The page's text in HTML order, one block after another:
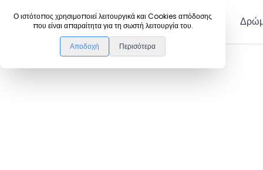
Ο ιστότοπος χρησιμοποιεί λειτουργικά και Cookies απόδοσης
που είναι απαραίτητα για τη σωστή λειτουργία του.
Αποδοχή Περισότερα
DanceLink Μέλη